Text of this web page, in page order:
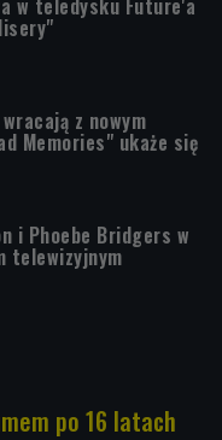
w teledysku Future'a
z nowym
Memories" ukaże się
i Phoebe Bridgers w
telewizyjnym
po 16 latach